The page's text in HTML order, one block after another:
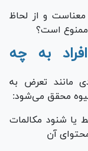
معناست و از لحاظ
ممنوع است؟
به چه
مانند تعرض به
شیوه محقق می‌شود:
یا شنود مکالمات
آن